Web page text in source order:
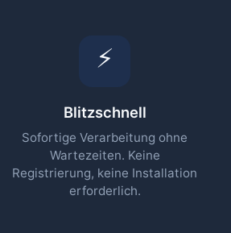
⚡
Blitzschnell
Sofortige Verarbeitung ohne
Wartezeiten. Keine
Registrierung, keine Installation
erforderlich.